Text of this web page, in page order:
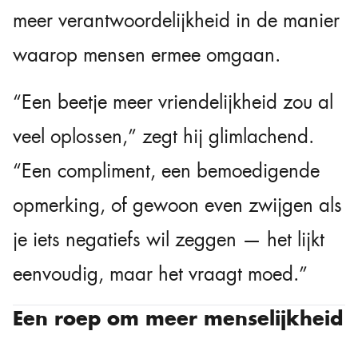
meer verantwoordelijkheid in de manier
waarop mensen ermee omgaan.
“Een beetje meer vriendelijkheid zou al
veel oplossen,” zegt hij glimlachend.
“Een compliment, een bemoedigende
opmerking, of gewoon even zwijgen als
je iets negatiefs wil zeggen — het lijkt
eenvoudig, maar het vraagt moed.”
Een roep om meer menselijkheid